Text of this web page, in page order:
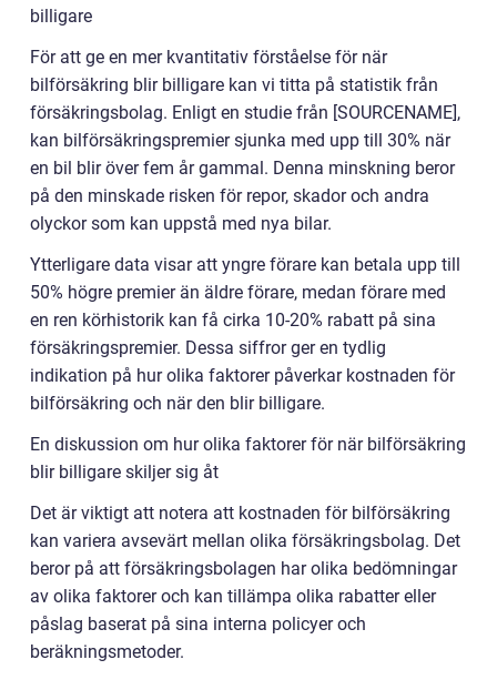
billigare
För att ge en mer kvantitativ förståelse för när
bilförsäkring blir billigare kan vi titta på statistik från
försäkringsbolag. Enligt en studie från [SOURCENAME],
kan bilförsäkringspremier sjunka med upp till 30% när
en bil blir över fem år gammal. Denna minskning beror
på den minskade risken för repor, skador och andra
olyckor som kan uppstå med nya bilar.
Ytterligare data visar att yngre förare kan betala upp till
50% högre premier än äldre förare, medan förare med
en ren körhistorik kan få cirka 10-20% rabatt på sina
försäkringspremier. Dessa siffror ger en tydlig
indikation på hur olika faktorer påverkar kostnaden för
bilförsäkring och när den blir billigare.
En diskussion om hur olika faktorer för när bilförsäkring
blir billigare skiljer sig åt
Det är viktigt att notera att kostnaden för bilförsäkring
kan variera avsevärt mellan olika försäkringsbolag. Det
beror på att försäkringsbolagen har olika bedömningar
av olika faktorer och kan tillämpa olika rabatter eller
påslag baserat på sina interna policyer och
beräkningsmetoder.